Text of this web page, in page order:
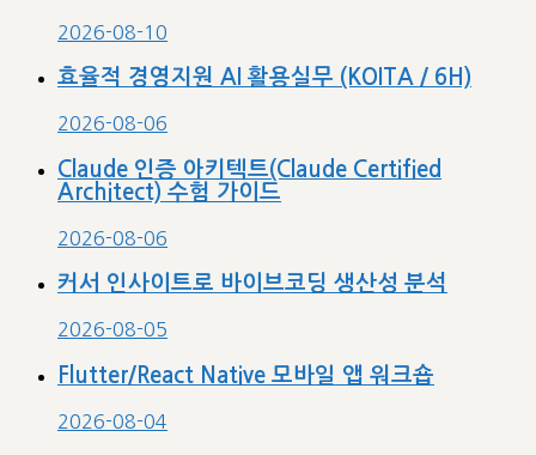
2026-08-10
효율적 경영지원 AI 활용실무 (KOITA / 6H)
2026-08-06
Claude 인증 아키텍트(Claude Certified
Architect) 수험 가이드
2026-08-06
커서 인사이트로 바이브코딩 생산성 분석
2026-08-05
Flutter/React Native 모바일 앱 워크숍
2026-08-04